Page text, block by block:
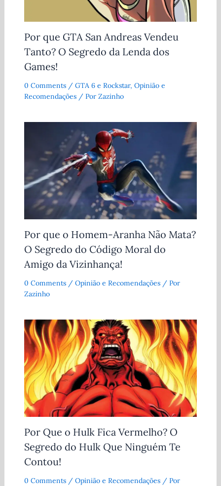
Por que GTA San Andreas Vendeu
Tanto? O Segredo da Lenda dos
Games!
0 Comments / GTA 6 e Rockstar, Opinião e
Recomendações/ Por Zazinho
Por que o Homem-Aranha Não Mata?
O Segredo do Código Moral do
Amigo da Vizinhança!
0 Comments / Opinião e Recomendações/ Por
Zazinho
Por Que o Hulk Fica Vermelho? O
Segredo do Hulk Que Ninguém Te
Contou!
0 Comments / Opinião e Recomendações/ Por